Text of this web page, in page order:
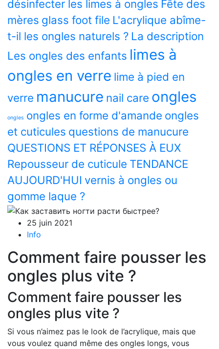
désinfecter les limes à ongles Fête des
mères glass foot file L'acrylique abîme-
t-il les ongles naturels ? La description
Les ongles des enfants limes à
ongles en verre lime à pied en
verre manucure nail care ongles
ongles ongles en forme d'amande ongles
et cuticules questions de manucure
QUESTIONS ET RÉPONSES À EUX
Repousseur de cuticule TENDANCE
AUJOURD'HUI vernis à ongles ou
gomme laque ?
25 juin 2021
Info
Comment faire pousser les
ongles plus vite ?
Comment faire pousser les
ongles plus vite ?
Si vous n’aimez pas le look de l’acrylique, mais que
vous voulez quand même des ongles longs, vous